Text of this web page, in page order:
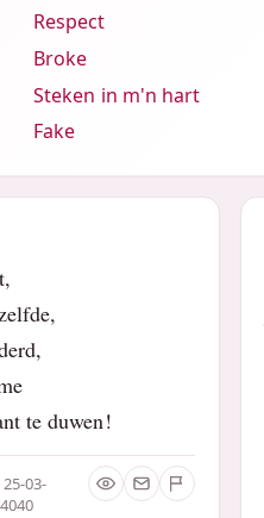
Respect
Broke
Steken in m'n hart
Fake
te duwen!
03-
4040